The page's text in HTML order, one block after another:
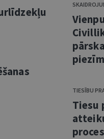
TIESĪBU
Tiesu